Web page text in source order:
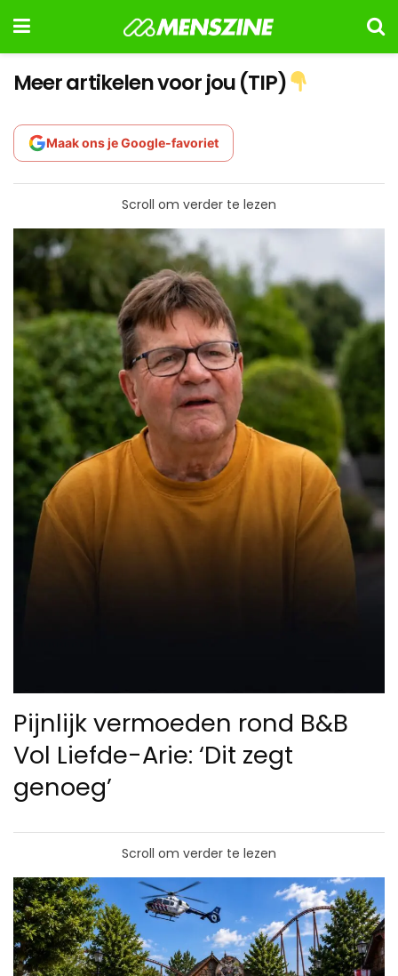
Meer artikelen voor jou (TIP)
Maak ons je Google-favoriet
Scroll om verder te lezen
Pijnlijk vermoeden rond B&B
Vol Liefde-Arie: ‘Dit zegt
genoeg’
Scroll om verder te lezen